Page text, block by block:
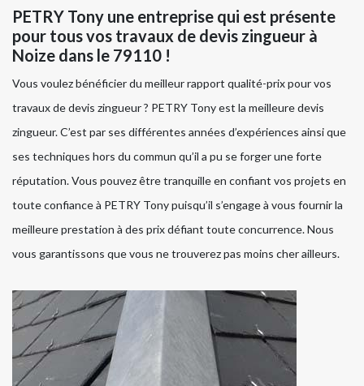
PETRY Tony une entreprise qui est présente
pour tous vos travaux de devis zingueur à
Noize dans le 79110 !
Vous voulez bénéficier du meilleur rapport qualité-prix pour vos
travaux de devis zingueur ? PETRY Tony est la meilleure devis
zingueur. C’est par ses différentes années d’expériences ainsi que
ses techniques hors du commun qu’il a pu se forger une forte
réputation. Vous pouvez être tranquille en confiant vos projets en
toute confiance à PETRY Tony puisqu’il s’engage à vous fournir la
meilleure prestation à des prix défiant toute concurrence. Nous
vous garantissons que vous ne trouverez pas moins cher ailleurs.